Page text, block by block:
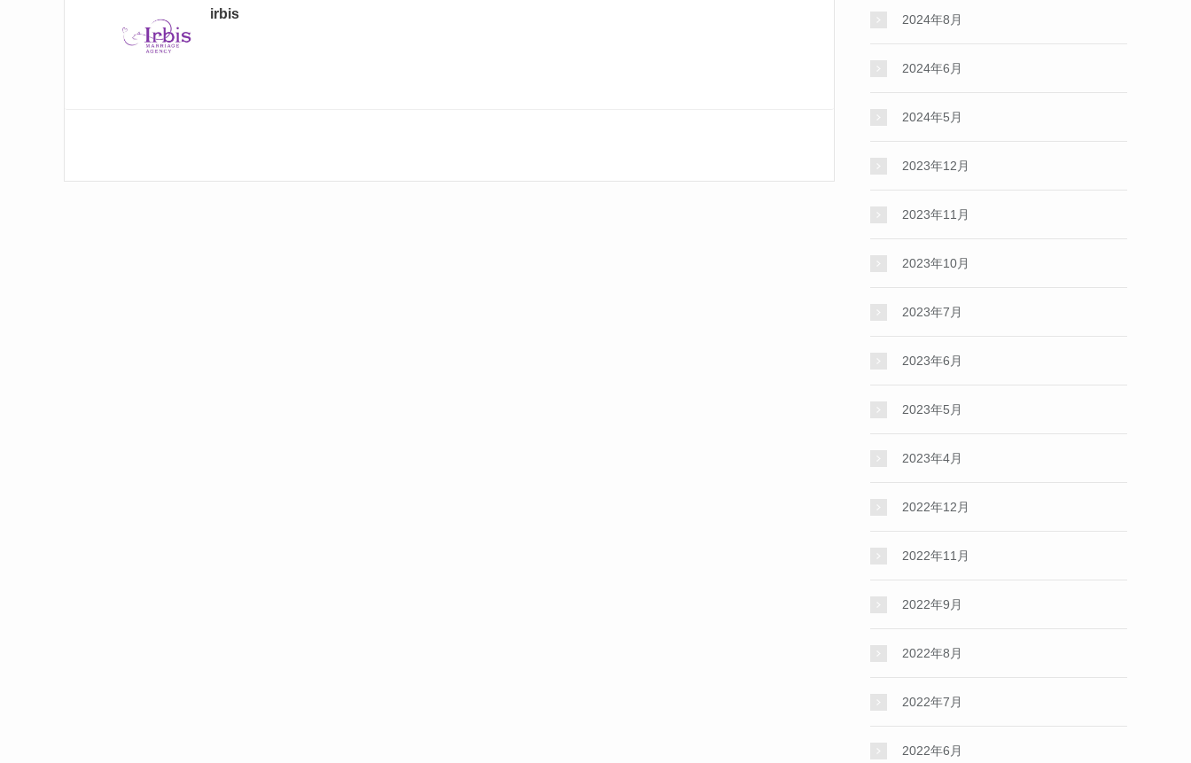
irbis 2024年8月
2024年6月
2024年5月
2023年12月
2023年11月
2023年10月
2023年7月
2023年6月
2023年5月
2023年4月
2022年12月
2022年11月
2022年9月
2022年8月
2022年7月
2022年6月